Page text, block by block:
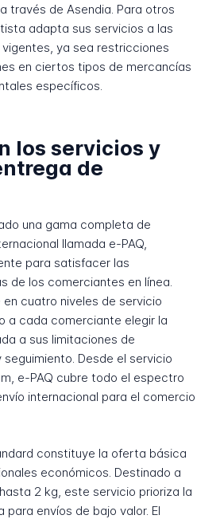
través de Asendia. Para otros
adapta sus servicios a las
ya sea restricciones
en ciertos tipos de mercancías
específicos.
los servicios y
de
una gama completa de
llamada e-PAQ,
para satisfacer las
de los comerciantes en línea.
cuatro niveles de servicio
a cada comerciante elegir la
a sus limitaciones de
Desde el servicio
e-PAQ cubre todo el espectro
internacional para el comercio
constituye la oferta básica
económicos. Destinado a
2 kg, este servicio prioriza la
envíos de bajo valor. El